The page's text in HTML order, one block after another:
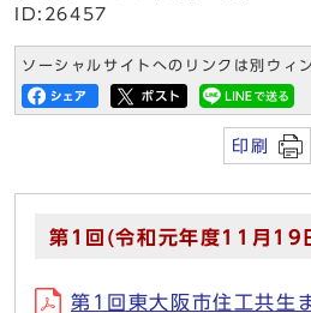
ID:26457
ソーシャルサイトへのリンクは別ウィ
印刷
第1回(令和元年度11月19
第1回東大阪市住工共生